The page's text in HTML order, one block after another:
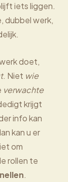
iets liggen.
dubbel werk,
doet,
. Niet wie
verwachte
krijgt
info kan
kan u er
om
rollen te
.